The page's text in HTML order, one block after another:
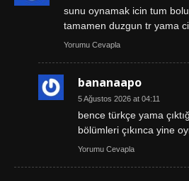
sunu oynamak icin tum
tamamen duzgun tr yama
Yorumu Cevapla
bananaapo
5 Ağustos 2026 at 04:11
bence türkçe yama
bölümleri çıkınca yine
Yorumu Cevapla